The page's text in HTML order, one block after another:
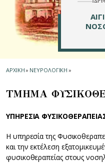
ΑΡΧΙΚΗ» ΝΕΥΡΟΛΟΓΙΚΗ »
ΤΜΗΜΑ
ΥΠΗΡΕΣΙΑ
Η υπηρεσία της
και την εκτέλεση
φυσικοθεραπείας στους